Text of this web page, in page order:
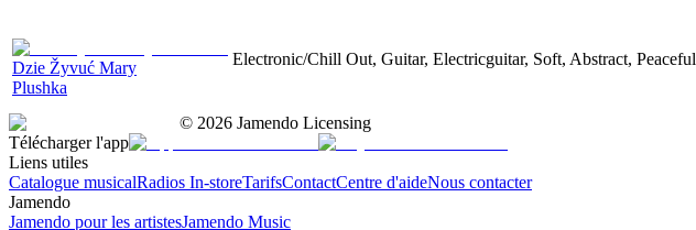
Dzie Žyvuć Mary
Plushka
Electronic/Chill Out, Guitar, Electricguitar, Soft, Abstract, Peaceful
© 2026 Jamendo Licensing
Télécharger l'app
Liens utiles
Catalogue musicalRadios In-storeTarifsContactCentre d'aideNous contacter
Jamendo
Jamendo pour les artistesJamendo Music